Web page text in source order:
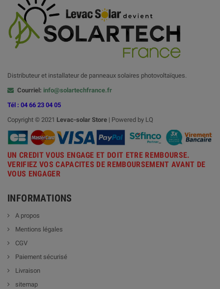
Distributeur et installateur de panneaux solaires photovoltaïques.
Courriel: info@solartechfrance.fr
Tél : 04 66 23 04 05
Copyright © 2021 Levac-solar Store | Powered by LQ
UN CREDIT VOUS ENGAGE ET DOIT ETRE REMBOURSE.
VERIFIEZ VOS CAPACITES DE REMBOURSEMENT AVANT DE
VOUS ENGAGER
INFORMATIONS
A propos
Mentions légales
CGV
Paiement sécurisé
Livraison
sitemap